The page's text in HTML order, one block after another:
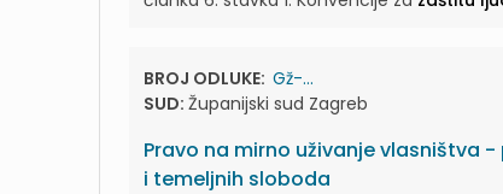
BROJ ODLUKE: Gž-...
SUD: Županijski sud Zagreb
Pravo na mirno uživanje vlasništva -
i temeljnih sloboda